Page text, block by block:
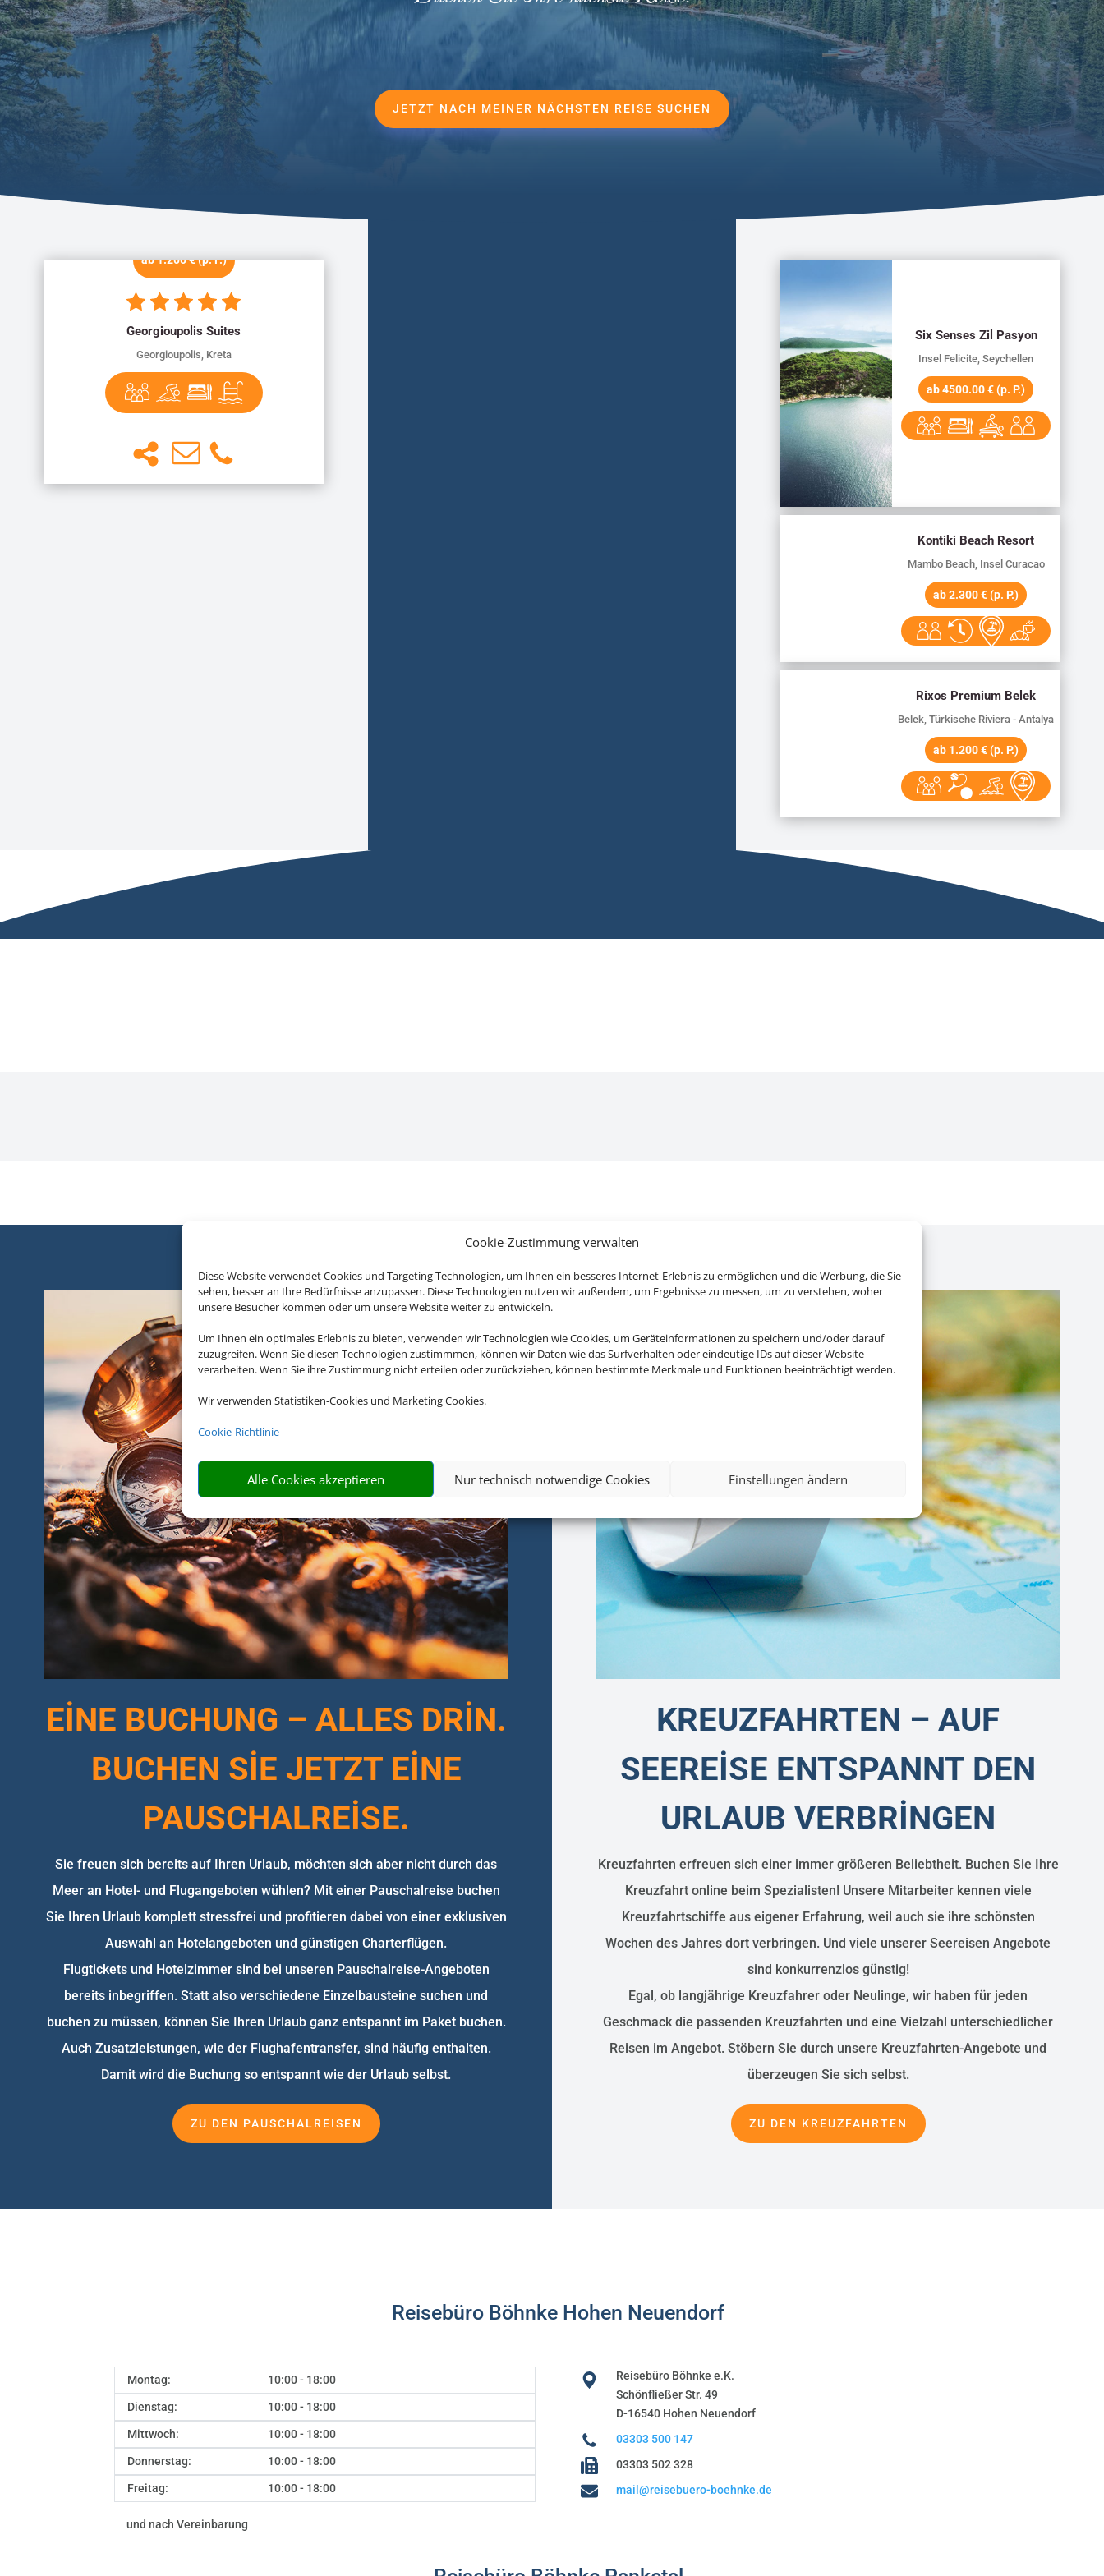
Cookie-Zustimmung verwalten
Diese Website verwendet Cookies und Targeting Technologien, um Ihnen ein besseres Internet-Erlebnis zu ermöglichen und die Werbung, die Sie
sehen, besser an Ihre Bedürfnisse anzupassen. Diese Technologien nutzen wir außerdem, um Ergebnisse zu messen, um zu verstehen, woher
unsere Besucher kommen oder um unsere Website weiter zu entwickeln.
Um Ihnen ein optimales Erlebnis zu bieten, verwenden wir Technologien wie Cookies, um Geräteinformationen zu speichern und/oder darauf
zuzugreifen. Wenn Sie diesen Technologien zustimmmen, können wir Daten wie das Surfverhalten oder eindeutige IDs auf dieser Website
verarbeiten. Wenn Sie ihre Zustimmung nicht erteilen oder zurückziehen, können bestimmte Merkmale und Funktionen beeinträchtigt werden.
Wir verwenden Statistiken-Cookies und Marketing Cookies.
Cookie-Richtlinie
Alle Cookies akzeptieren Nur technisch notwendige Cookies Einstellungen ändern
JETZT NACH MEINER NÄCHSTEN REISE SUCHEN
ab 1.200 € (p. P.)
Georgioupolis Suites
Georgioupolis, Kreta
Six Senses Zil Pasyon
Insel Felicite, Seychellen
ab 4500.00 € (p. P.)
Kontiki Beach Resort
Mambo Beach, Insel Curacao
ab 2.300 € (p. P.)
Rixos Premium Belek
Belek, Türkische Riviera - Antalya
ab 1.200 € (p. P.)
EİNE BUCHUNG – ALLES DRİN.
BUCHEN SİE JETZT EİNE
PAUSCHALREİSE.
Sie freuen sich bereits auf Ihren Urlaub, möchten sich aber nicht durch das
Meer an Hotel- und Flugangeboten wühlen? Mit einer Pauschalreise buchen
Sie Ihren Urlaub komplett stressfrei und profitieren dabei von einer exklusiven
Auswahl an Hotelangeboten und günstigen Charterflügen.
Flugtickets und Hotelzimmer sind bei unseren Pauschalreise-Angeboten
bereits inbegriffen. Statt also verschiedene Einzelbausteine suchen und
buchen zu müssen, können Sie Ihren Urlaub ganz entspannt im Paket buchen.
Auch Zusatzleistungen, wie der Flughafentransfer, sind häufig enthalten.
Damit wird die Buchung so entspannt wie der Urlaub selbst.
ZU DEN PAUSCHALREISEN
KREUZFAHRTEN – AUF
SEEREİSE ENTSPANNT DEN
URLAUB VERBRİNGEN
Kreuzfahrten erfreuen sich einer immer größeren Beliebtheit. Buchen Sie Ihre
Kreuzfahrt online beim Spezialisten! Unsere Mitarbeiter kennen viele
Kreuzfahrtschiffe aus eigener Erfahrung, weil auch sie ihre schönsten
Wochen des Jahres dort verbringen. Und viele unserer Seereisen Angebote
sind konkurrenzlos günstig!
Egal, ob langjährige Kreuzfahrer oder Neulinge, wir haben für jeden
Geschmack die passenden Kreuzfahrten und eine Vielzahl unterschiedlicher
Reisen im Angebot. Stöbern Sie durch unsere Kreuzfahrten-Angebote und
überzeugen Sie sich selbst.
ZU DEN KREUZFAHRTEN
Reisebüro Böhnke Hohen Neuendorf
Montag: 10:00 - 18:00
Dienstag: 10:00 - 18:00
Mittwoch: 10:00 - 18:00
Donnerstag: 10:00 - 18:00
Freitag: 10:00 - 18:00
und nach Vereinbarung
Reisebüro Böhnke e.K.
Schönfließer Str. 49
D-16540 Hohen Neuendorf
03303 500 147
03303 502 328
mail@reisebuero-boehnke.de